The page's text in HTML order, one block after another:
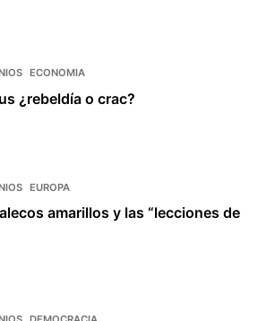
ECONOMIA
¿rebeldía o crac?
EUROPA
amarillos y las “lecciones de